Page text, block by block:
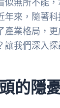
似無所不能
年來，隨著
產業格局，
讓我們深入探
的隱